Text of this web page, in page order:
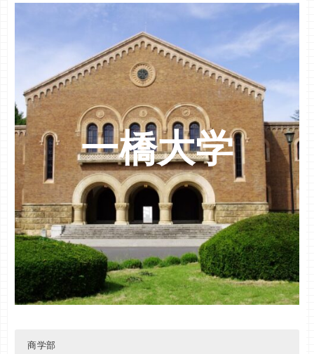
６９
後期
６９
前期 ６７
６７
７４
前期 ６２
６７
６４
前期
６７
物理工
前期
６７
電気電子工
前期 ８７%
情報
９０%
６９
工業化学
前期 ８４% ６４
６７
前期
６７
地域環境工
前期
６４
食料・環境経済
前期 ８５%
森林科学
８５%
６４
食品生物科学
前期 ８７% ６７
一橋大学
商学部